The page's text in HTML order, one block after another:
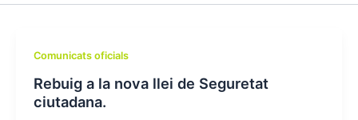
Comunicats oficials
Rebuig a la nova llei de Seguretat
ciutadana.